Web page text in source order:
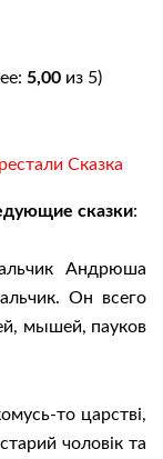
5,00 из 5)
Сказка
сказки:
Андрюша
Он всего
мышей, пауков
то царстві,
чоловік та